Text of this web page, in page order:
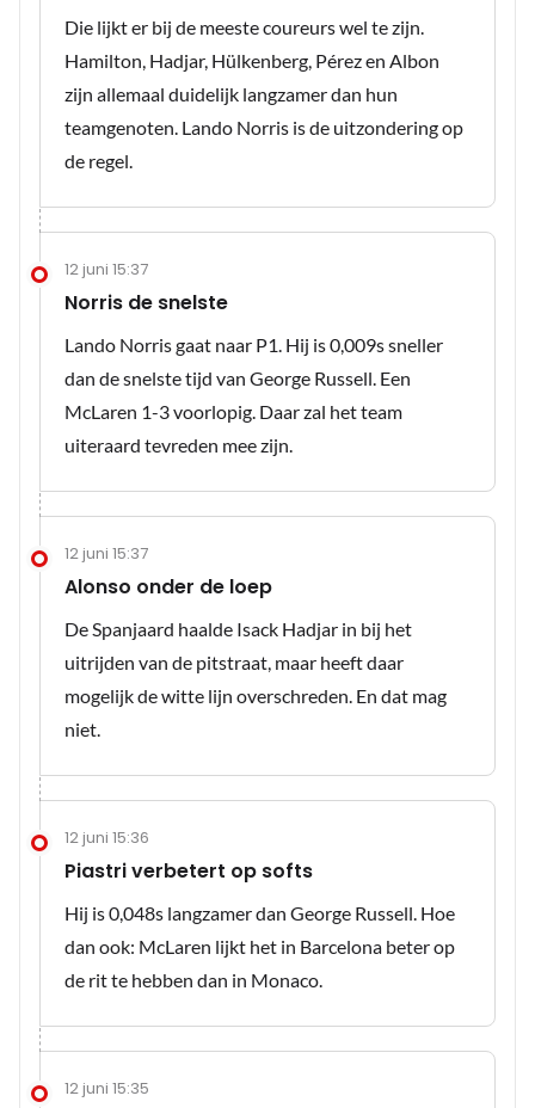
Die lijkt er bij de meeste coureurs wel te zijn.
Hamilton, Hadjar, Hülkenberg, Pérez en Albon
zijn allemaal duidelijk langzamer dan hun
teamgenoten. Lando Norris is de uitzondering op
de regel.
12 juni 15:37
Norris de snelste
Lando Norris gaat naar P1. Hij is 0,009s sneller
dan de snelste tijd van George Russell. Een
McLaren 1-3 voorlopig. Daar zal het team
uiteraard tevreden mee zijn.
12 juni 15:37
Alonso onder de loep
De Spanjaard haalde Isack Hadjar in bij het
uitrijden van de pitstraat, maar heeft daar
mogelijk de witte lijn overschreden. En dat mag
niet.
12 juni 15:36
Piastri verbetert op softs
Hij is 0,048s langzamer dan George Russell. Hoe
dan ook: McLaren lijkt het in Barcelona beter op
de rit te hebben dan in Monaco.
12 juni 15:35